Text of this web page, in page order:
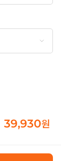
39,930원